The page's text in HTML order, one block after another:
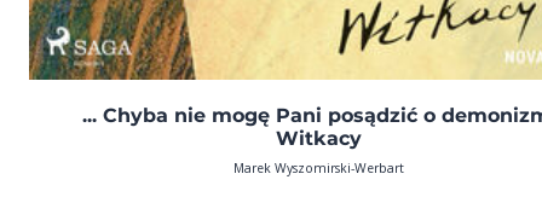
... Chyba nie mogę Pani posądzić o
Witkacy
Marek Wyszomirski-Werbart